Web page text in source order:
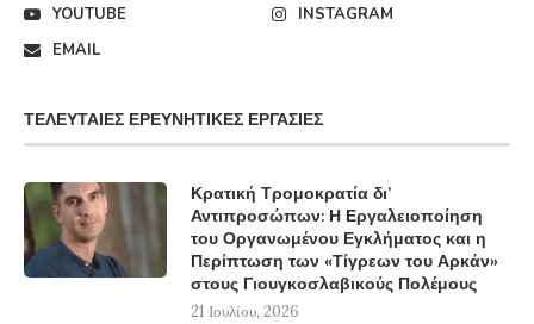
YOUTUBE
INSTAGRAM
EMAIL
ΤΕΛΕΥΤΑΊΕΣ ΕΡΕΥΝΗΤΙΚΈΣ ΕΡΓΑΣΊΕΣ
Κρατική Τρομοκρατία δι’
Αντιπροσώπων: Η Εργαλειοποίηση
του Οργανωμένου Εγκλήματος και η
Περίπτωση των «Τίγρεων του Αρκάν»
στους Γιουγκοσλαβικούς Πολέμους
21 Ιουλίου, 2026